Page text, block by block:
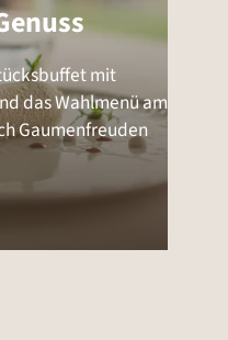
mit
das Wahlmenü am
Gaumenfreuden